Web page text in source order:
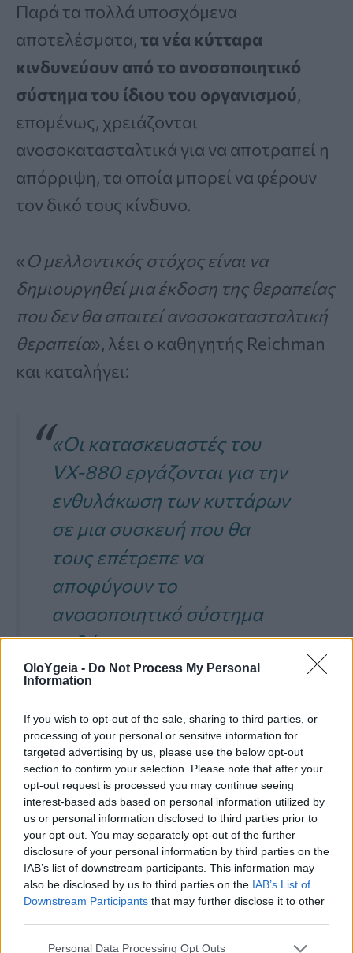
OloYgeia - Do Not Process My Personal
Information
If you wish to opt-out of the sale, sharing to third parties, or
processing of your personal or sensitive information for
targeted advertising by us, please use the below opt-out
section to confirm your selection. Please note that after your
opt-out request is processed you may continue seeing
interest-based ads based on personal information utilized by
us or personal information disclosed to third parties prior to
your opt-out. You may separately opt-out of the further
disclosure of your personal information by third parties on the
IAB’s list of downstream participants. This information may
also be disclosed by us to third parties on the IAB’s List of
Downstream Participants that may further disclose it to other
Personal Data Processing Opt Outs
Παρά τα πολλά υποσχόμενα
αποτελέσματα,τα νέα κύτταρα
κινδυνεύουν από το ανοσοποιητικό
σύστημα του ίδιου του οργανισμού,
επομένως, χρειάζονται
ανοσοκατασταλτικά για να αποτραπεί η
απόρριψη, τα οποία μπορεί να φέρουν
τον δικό τους κίνδυνο.
«Ο μελλοντικός στόχος είναι να
δημιουργηθεί μια έκδοση της θεραπείας
που δεν θα απαιτεί ανοσοκατασταλτική
θεραπεία», λέει ο καθηγητής Reichman
και καταλήγει:
«Οι κατασκευαστές του
VX-880 εργάζονται για την
ενθυλάκωση των κυττάρων
σε μια συσκευή που θα
τους επέτρεπε να
αποφύγουν το
ανοσοποιητικό σύστημα
καθώς και να
τροποποιήσουν γενετικά τα
ξεκινήσουν μια αυτοάνοση
επίθεση».
ΔΙΑΒΉΤΗΣ